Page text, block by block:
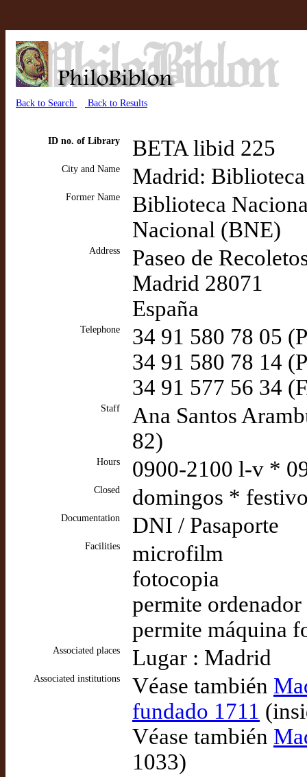
Back to Search Back to Results
ID no. of Library BETA libid 225
City and Name Madrid:
Former Name
Biblioteca
Nacional (BNE)
Address
Paseo de
Madrid 28071
España
Telephone
34 91 580 78 05
34 91 580 78 14
34 91 577 56 34
Staff
Ana Santos
82)
Hours 0900-2100 l-v *
Closed domingos *
Documentation DNI / Pasaporte
Facilities
microfilm
fotocopia
permite ordenador
permite máquina
Associated places Lugar : Madrid
Associated institutions Véase también
fundado 1711
Véase también
1033)